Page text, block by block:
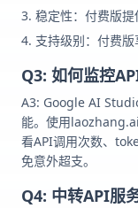
稳定性：付费版
支持级别：付费
Q3: 如何监控
A3: Google AI
能。使用
看API调用次数、
免意外超支。
Q4: 中转API服